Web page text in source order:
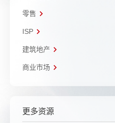
零售
ISP
建筑地产
商业市场
更多资源